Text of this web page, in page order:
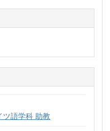
ツ語学科 助教